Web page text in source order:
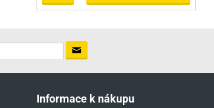
Informace k nákupu